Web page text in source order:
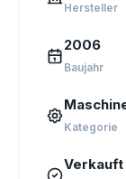
Hersteller
2006
Baujahr
Kategorie
Verkauft